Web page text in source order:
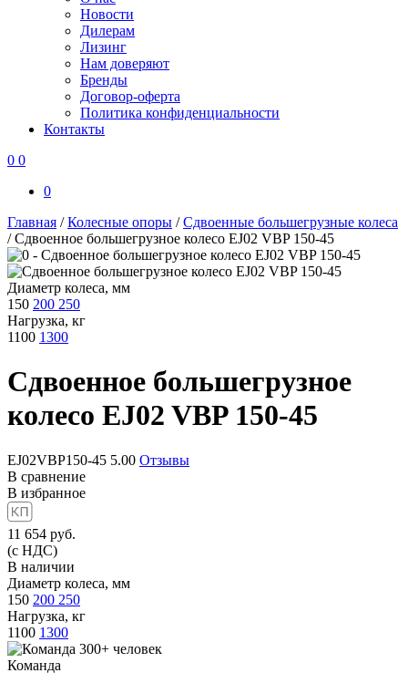
Новости
Дилерам
Лизинг
Нам доверяют
Бренды
Договор-оферта
Политика конфиденциальности
Контакты
0 0
0
Главная /Колесные опоры /Сдвоенные большегрузные колеса
/Сдвоенное большегрузное колесо EJ02 VBP 150-45
Диаметр колеса, мм
150 200 250
Нагрузка, кг
1100 1300
Сдвоенное большегрузное
колесо EJ02 VBP 150-45
EJ02VBP150-45 5.00 Отзывы
В сравнение
В избранное
11 654 руб.
(с НДС)
В наличии
Диаметр колеса, мм
150 200 250
Нагрузка, кг
1100 1300
Команда